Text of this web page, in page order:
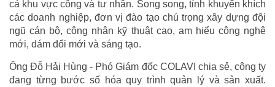
cả khu vực công và tư nhân. Song song, tỉnh khuyến khích
các doanh nghiệp, đơn vị đào tạo chú trọng xây dựng đội
ngũ cán bộ, công nhân kỹ thuật cao, am hiểu công nghệ
mới, dám đổi mới và sáng tạo.
Ông Đỗ Hải Hùng - Phó Giám đốc COLAVI chia sẻ, công ty
đang từng bước số hóa quy trình quản lý và sản xuất.